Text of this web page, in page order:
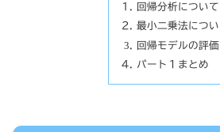
回帰分析について
最小二乗法につ
回帰モデルの評価
パート１まとめ